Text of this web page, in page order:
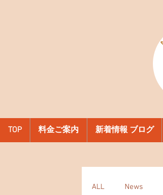
TOP 料金ご案内 新着情報 ブログ
ALL News